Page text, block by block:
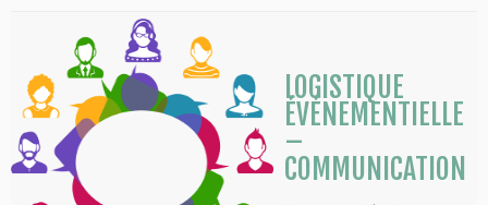
LOGISTIQUE
ÉVÉNEMENTIELLE
–
COMMUNICATION